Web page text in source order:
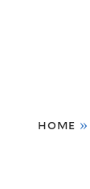
are
home »